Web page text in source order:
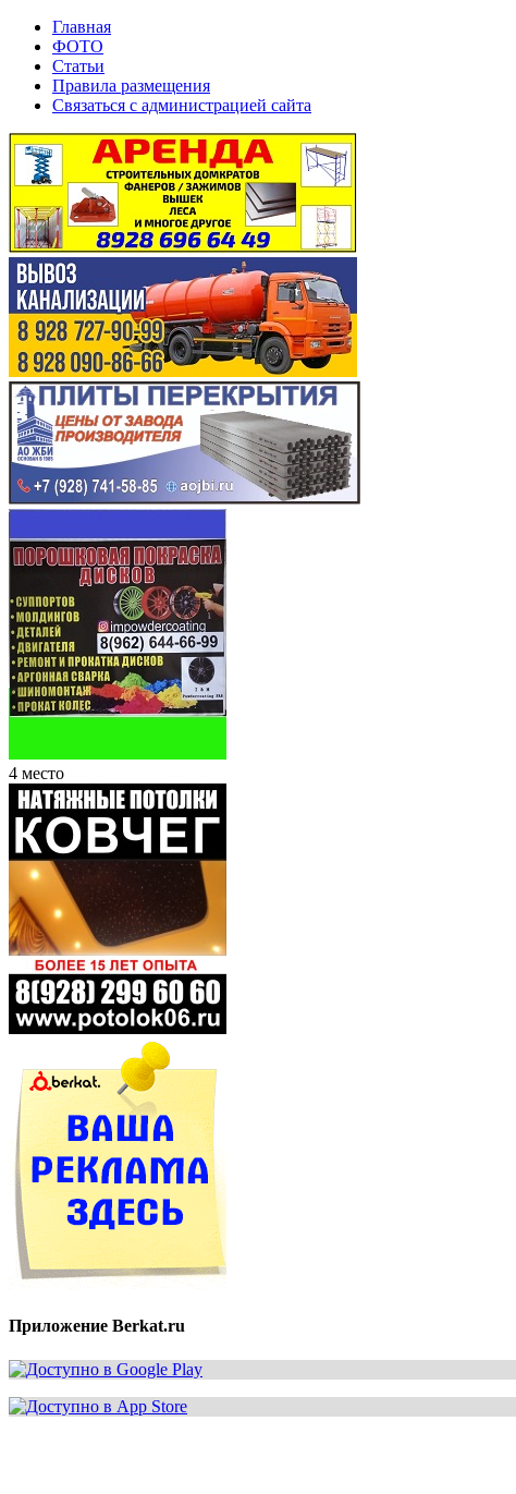
Главная
ФОТО
Статьи
Правила размещения
Связаться с администрацией сайта
4 место
Приложение Berkat.ru